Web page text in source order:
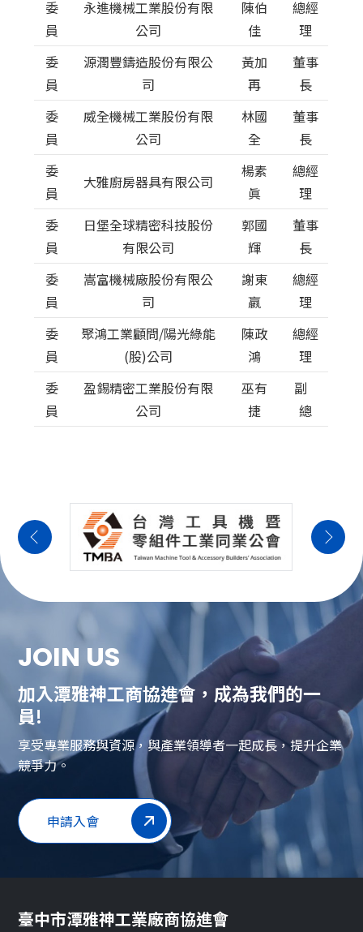
委
員
永進機械工業股份有限
公司
陳伯
佳
總經
理
委
員
源潤豐鑄造股份有限公
司
黃加
再
董事
長
委
員
威全機械工業股份有限
公司
林國
全
董事
長
委
員
大雅廚房器具有限公司
楊素
眞
總經
理
委
員
日堡全球精密科技股份
有限公司
郭國
輝
董事
長
委
員
嵩富機械廠股份有限公
司
謝東
嬴
總經
理
委
員
聚鴻工業顧問/陽光綠能
(股)公司
陳政
鴻
總經
理
委
員
盈錫精密工業股份有限
公司
巫有
捷
副
總
JOIN US
加入潭雅神工商協進會，成為我們的一
員!
享受專業服務與資源，與產業領導者一起成長，提升企業
競爭力。
申請入會
臺中市潭雅神工業廠商協進會